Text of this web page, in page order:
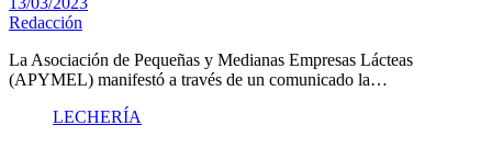
Redacción
La Asociación de Pequeñas y Medianas Empresas Lácteas
(APYMEL) manifestó a través de un comunicado la…
LECHERÍA